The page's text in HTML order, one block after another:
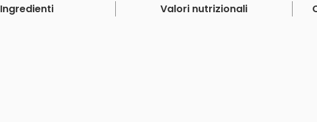
Ingredienti Valori nutrizionali